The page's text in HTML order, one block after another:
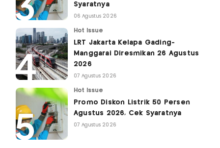
Syaratnya
06 Agustus 2026
Hot Issue
LRT Jakarta Kelapa Gading-
Manggarai Diresmikan 26 Agustus
2026
07 Agustus 2026
Hot Issue
Promo Diskon Listrik 50 Persen
Agustus 2026, Cek Syaratnya
07 Agustus 2026